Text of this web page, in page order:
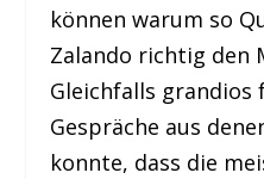
können warum so
Zalando richtig den
Gleichfalls grandios
Gespräche aus
konnte, dass die